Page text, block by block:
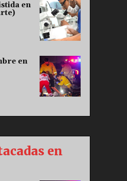
en
en
en